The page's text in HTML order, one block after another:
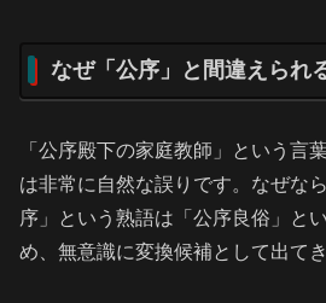
なぜ「公序」と間違えられ
「公序殿下の家庭教師」という言
は非常に自然な誤りです。なぜな
序」という熟語は「公序良俗」と
め、無意識に変換候補として出て